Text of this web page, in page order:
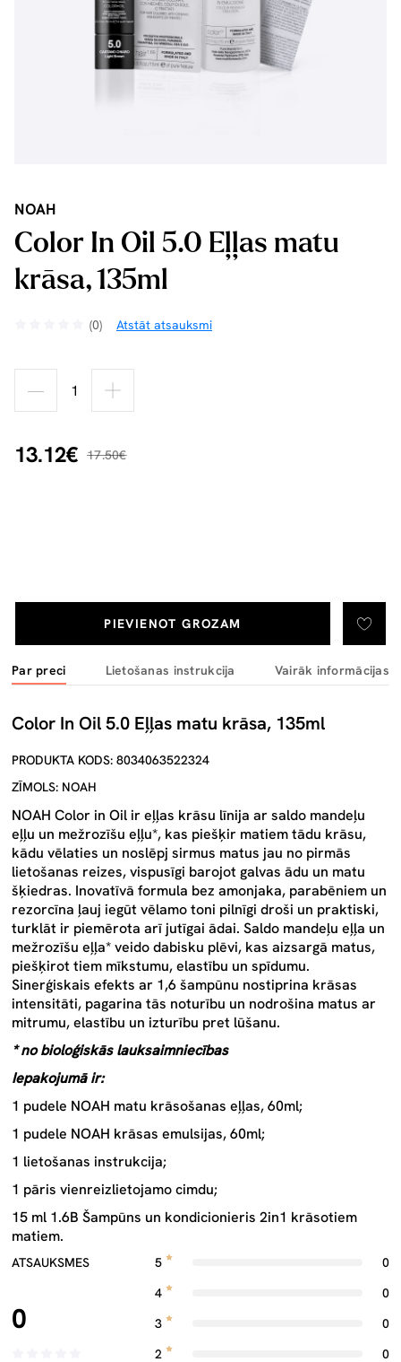
NOAH
Color In Oil 5.0 Eļļas matu
krāsa, 135ml
(0) Atstāt atsauksmi
13.12€ 17.50€
PIEVIENOT GROZAM
Par preci Lietošanas instrukcija Vairāk informācijas
Color In Oil 5.0 Eļļas matu krāsa, 135ml
PRODUKTA KODS: 8034063522324
ZĪMOLS: NOAH
NOAH Color in Oil ir eļļas krāsu līnija ar saldo mandeļu
eļļu un mežrozīšu eļļu*, kas piešķir matiem tādu krāsu,
kādu vēlaties un noslēpj sirmus matus jau no pirmās
lietošanas reizes, vispusīgi barojot galvas ādu un matu
šķiedras. Inovatīvā formula bez amonjaka, parabēniem un
rezorcīna ļauj iegūt vēlamo toni pilnīgi droši un praktiski,
turklāt ir piemērota arī jutīgai ādai. Saldo mandeļu eļļa un
mežrozīšu eļļa* veido dabisku plēvi, kas aizsargā matus,
piešķirot tiem mīkstumu, elastību un spīdumu.
Sinerģiskais efekts ar 1,6 šampūnu nostiprina krāsas
intensitāti, pagarina tās noturību un nodrošina matus ar
mitrumu, elastību un izturību pret lūšanu.
* no bioloģiskās lauksaimniecības
Iepakojumā ir:
1 pudele NOAH matu krāsošanas eļļas, 60ml;
1 pudele NOAH krāsas emulsijas, 60ml;
1 lietošanas instrukcija;
1 pāris vienreizlietojamo cimdu;
15 ml 1.6B Šampūns un kondicionieris 2in1 krāsotiem
matiem.
ATSAUKSMES
0
5
0
4
0
3
0
2
0